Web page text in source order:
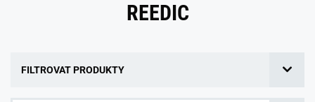
REEDIC
FILTROVAT PRODUKTY